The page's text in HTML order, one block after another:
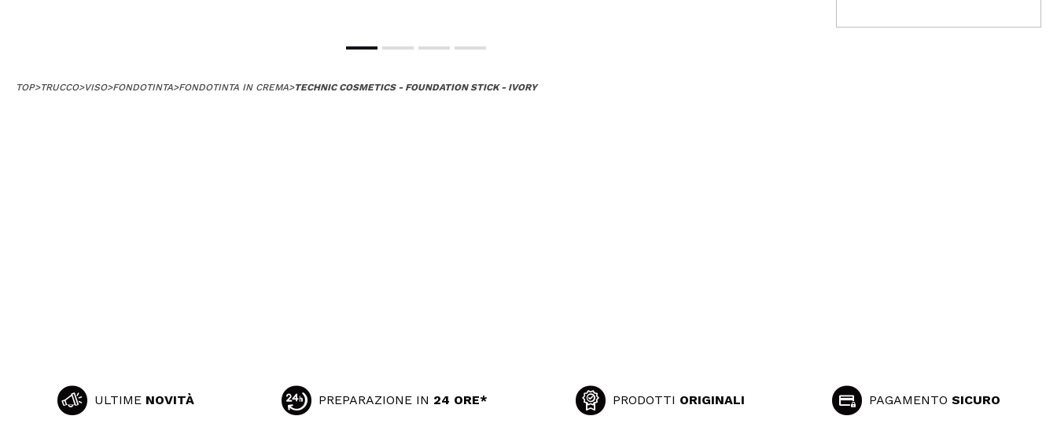
TOP>TRUCCO>VISO>FONDOTINTA>FONDOTINTA IN CREMA>TECHNIC COSMETICS - FOUNDATION STICK - IVORY
ULTIME NOVITÀ PREPARAZIONE IN 24 ORE* PRODOTTI ORIGINALI PAGAMENTO SICURO